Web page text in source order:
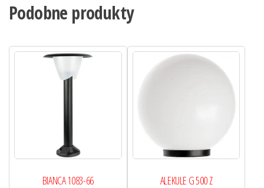
Podobne produkty
BIANCA 1083-66 ALEKULE G 500 Z